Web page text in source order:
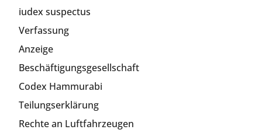
iudex suspectus
Verfassung
Anzeige
Beschäftigungsgesellschaft
Codex Hammurabi
Teilungserklärung
Rechte an Luftfahrzeugen